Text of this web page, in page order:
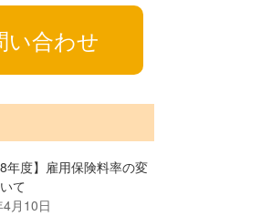
い合わせ
8年度】雇用保険料率の変
て
月10日